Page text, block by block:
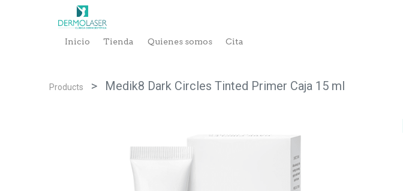
Inicio Tienda Quienes somos Cita
Products Medik8 Dark Circles Tinted Primer Caja 15 ml